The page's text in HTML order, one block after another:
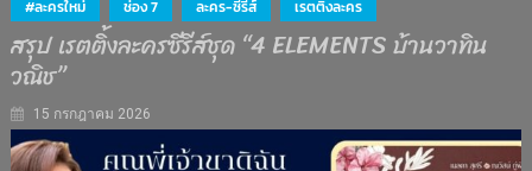
#ละครใหม่ ช่อง 7 ละคร-ซีรีส์ เรตติงละคร
สรุป เรตติ้งละครซีรีส์ชุด “4 ELEMENTS บ้านวาทิน
วณิช”
15 กรกฎาคม 2026